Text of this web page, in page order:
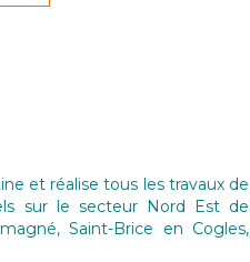
et réalise tous les travaux de
sur le secteur Nord Est de
Saint-Brice en Cogles,